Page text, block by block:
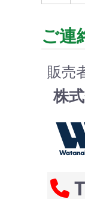
ご連
販売
株